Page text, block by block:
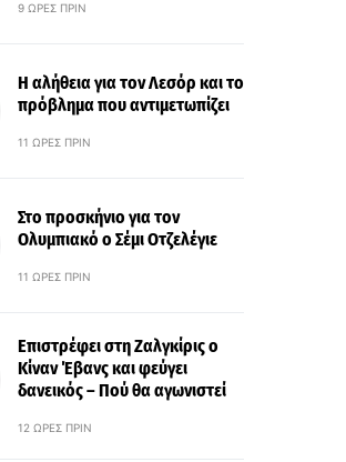
9 ΏΡΕΣ ΠΡΙΝ
Η αλήθεια για τον Λεσόρ και το
πρόβλημα που αντιμετωπίζει
11 ΏΡΕΣ ΠΡΙΝ
Στο προσκήνιο για τον
Ολυμπιακό ο Σέμι Οτζελέγιε
11 ΏΡΕΣ ΠΡΙΝ
Επιστρέφει στη Ζαλγκίρις ο
Κίναν Έβανς και φεύγει
δανεικός – Πού θα αγωνιστεί
12 ΏΡΕΣ ΠΡΙΝ